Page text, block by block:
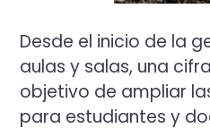
Desde el inicio de la
aulas y salas, una
objetivo de ampliar
para estudiantes y